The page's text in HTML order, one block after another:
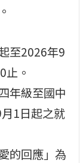
至2026年9
止。
年級至國中
1日起之就
的回應」為